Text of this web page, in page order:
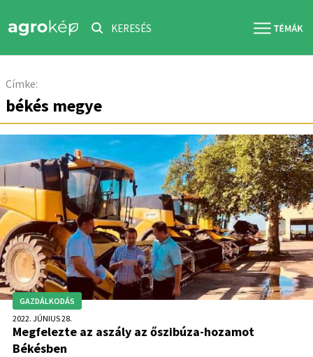
KERESÉS
Címke:
békés megye
GAZDÁLKODÁS
2022. JÚNIUS 28.
Megfelezte az aszály az őszibúza-hozamot
Békésben